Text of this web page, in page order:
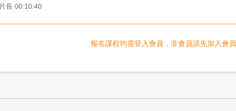
片長 00:10:40
報名課程均需登入會員，非會員請先加入會員